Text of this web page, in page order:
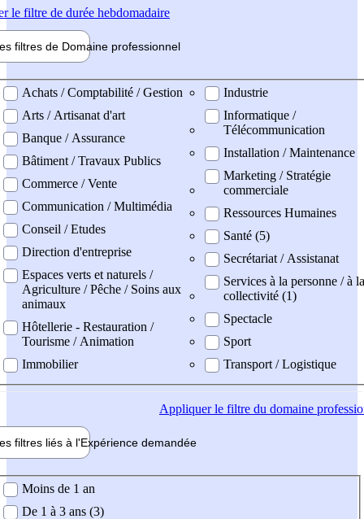
le filtre de durée hebdomadaire
filtres de Domaine professionnel
professionel
Achats / Comptabilité / Gestion
Arts / Artisanat d'art
Banque / Assurance
Bâtiment / Travaux Publics
Commerce / Vente
Communication / Multimédia
Conseil / Etudes
Direction d'entreprise
Espaces verts et naturels /
Agriculture / Pêche / Soins aux
animaux
Hôtellerie - Restauration /
Tourisme / Animation
Immobilier
Industrie
Informatique /
Télécommunication
Installation / Maintenance
Marketing / Stratégie
commerciale
Ressources Humaines
Santé (5)
Secrétariat / Assistanat
Services à la personne / à la
collectivité (1)
Spectacle
Sport
Transport / Logistique
Appliquerle filtre du domaine
filtres liés à l'Expérience demandée
demandée
Moins de 1 an
De 1 à 3 ans (3)